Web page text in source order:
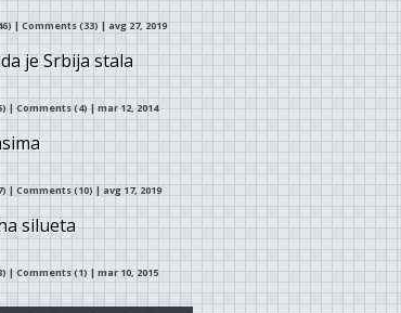
|Comments (33)| avg 27, 2019
je Srbija stala
|Comments (4)| mar 12, 2014
| Comments (10) | avg 17, 2019
silueta
|Comments (1)| mar 10, 2015